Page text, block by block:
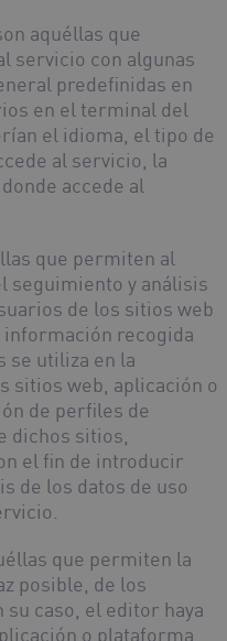
aquéllas que
servicio con algunas
predefinidas en
en el terminal del
el idioma, el tipo de
al servicio, la
accede al
que permiten al
seguimiento y análisis
de los sitios web
información recogida
se utiliza en la
sitios web, aplicación o
de perfiles de
dichos sitios,
el fin de introducir
de los datos de uso
que permiten la
posible, de los
caso, el editor haya
o plataforma